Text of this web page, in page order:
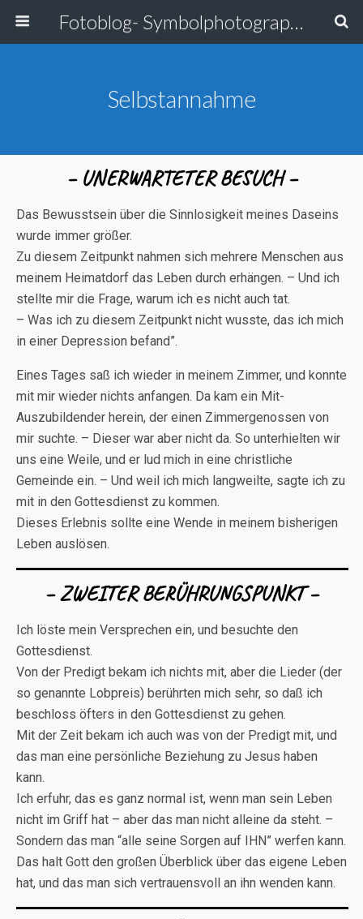
Fotoblog- Symbolphotographie
Selbstannahme
– UNERWARTETER BESUCH –
Das Bewusstsein über die Sinnlosigkeit meines Daseins
wurde immer größer.
Zu diesem Zeitpunkt nahmen sich mehrere Menschen aus
meinem Heimatdorf das Leben durch erhängen. – Und ich
stellte mir die Frage, warum ich es nicht auch tat.
– Was ich zu diesem Zeitpunkt nicht wusste, das ich mich
in einer Depression befand”.
Eines Tages saß ich wieder in meinem Zimmer, und konnte
mit mir wieder nichts anfangen. Da kam ein Mit-
Auszubildender herein, der einen Zimmergenossen von
mir suchte. – Dieser war aber nicht da. So unterhielten wir
uns eine Weile, und er lud mich in eine christliche
Gemeinde ein. – Und weil ich mich langweilte, sagte ich zu
mit in den Gottesdienst zu kommen.
Dieses Erlebnis sollte eine Wende in meinem bisherigen
Leben auslösen.
– ZWEITER BERÜHRUNGSPUNKT –
Ich löste mein Versprechen ein, und besuchte den
Gottesdienst.
Von der Predigt bekam ich nichts mit, aber die Lieder (der
so genannte Lobpreis) berührten mich sehr, so daß ich
beschloss öfters in den Gottesdienst zu gehen.
Mit der Zeit bekam ich auch was von der Predigt mit, und
das man eine persönliche Beziehung zu Jesus haben
kann.
Ich erfuhr, das es ganz normal ist, wenn man sein Leben
nicht im Griff hat – aber das man nicht alleine da steht. –
Sondern das man “alle seine Sorgen auf IHN” werfen kann.
Das halt Gott den großen Überblick über das eigene Leben
hat, und das man sich vertrauensvoll an ihn wenden kann.